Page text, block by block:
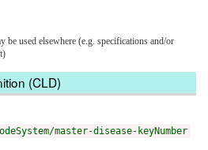
be used elsewhere (e.g. specifications and/or
(CLD)
master-disease-keyNumber